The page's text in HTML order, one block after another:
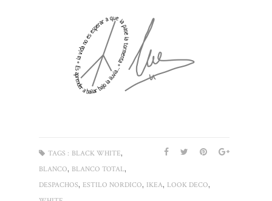
TAGS : BLACK WHITE,
BLANCO, BLANCO TOTAL,
DESPACHOS, ESTILO NORDICO, IKEA, LOOK DECO,